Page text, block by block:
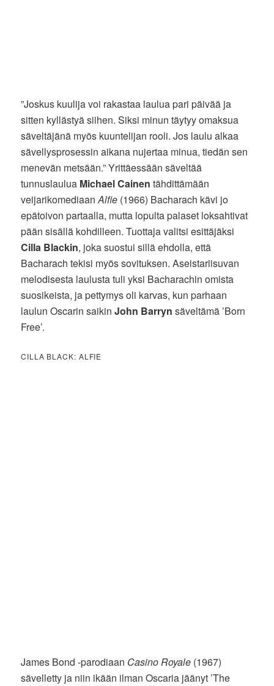
”Joskus kuulija voi rakastaa laulua pari päivää ja
sitten kyllästyä siihen. Siksi minun täytyy omaksua
säveltäjänä myös kuuntelijan rooli. Jos laulu alkaa
sävellysprosessin aikana nujertaa minua, tiedän sen
menevän metsään.” Yrittäessään säveltää
tunnuslaulua Michael Cainen tähdittämään
veijarikomediaanAlfie (1966) Bacharach kävi jo
epätoivon partaalla, mutta lopulta palaset loksahtivat
pään sisällä kohdilleen. Tuottaja valitsi esittäjäksi
Cilla Blackin, joka suostui sillä ehdolla, että
Bacharach tekisi myös sovituksen. Aseistariisuvan
melodisesta laulusta tuli yksi Bacharachin omista
suosikeista, ja pettymys oli karvas, kun parhaan
laulun Oscarin saikinJohn Barryn säveltämä ’Born
Free’.
CILLA BLACK: ALFIE
James Bond -parodiaan Casino Royale (1967)
sävelletty ja niin ikään ilman Oscaria jäänyt ’The